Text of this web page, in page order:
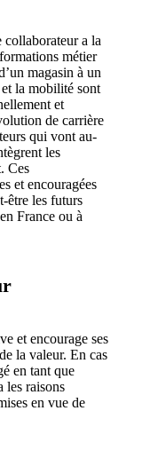
a la
métier
magasin à un
la mobilité sont
et
de carrière
qui vont au-
les
Ces
et encouragées
être les futurs
France ou à
et encourage ses
la valeur. En cas
en tant que
les raisons
en vue de